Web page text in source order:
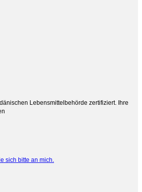
Lebensmittelbehörde zertifiziert. Ihre
sich bitte an mich.